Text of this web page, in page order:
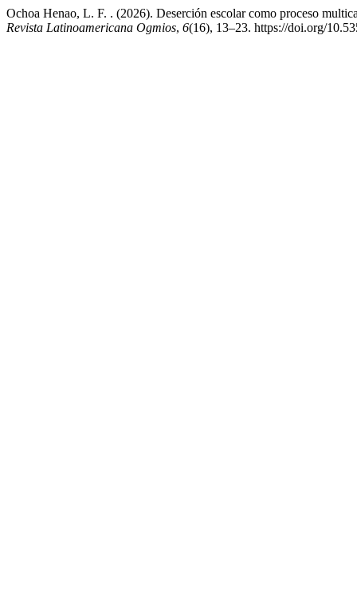
Ochoa Henao, L. F. . (2026). Deserción escolar como proceso
Revista Latinoamericana Ogmios, 6(16), 13–23. https://doi.org/